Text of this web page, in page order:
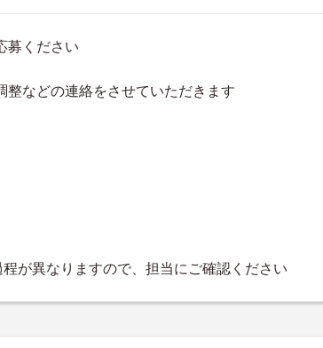
募ください
整などの連絡をさせていただきます
が異なりますので、担当にご確認ください